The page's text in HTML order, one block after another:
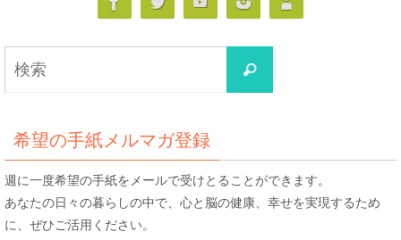
検
索
希望の手紙メルマガ登録
週に一度希望の手紙をメールで受けとることができます。
あなたの日々の暮らしの中で、心と脳の健康、幸せを実現するため
に、ぜひご活用ください。